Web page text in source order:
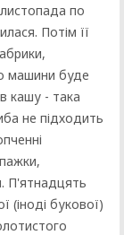
по
Потім її
машини буде
кашу - така
не підходить
П'ятнадцять
(іноді букової)